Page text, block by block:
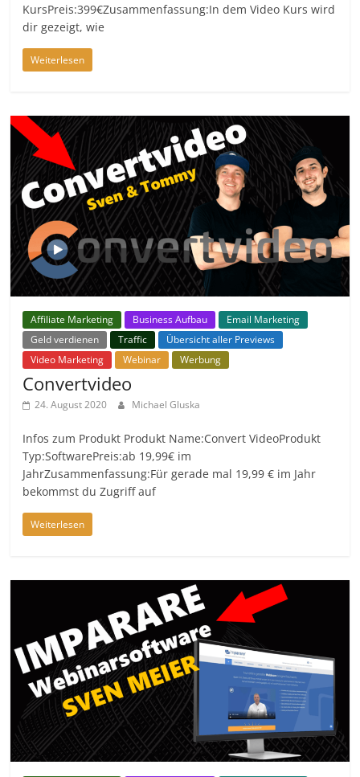
KursPreis:399€Zusammenfassung:In dem Video Kurs wird
dir gezeigt, wie
Weiterlesen
Affiliate Marketing Business Aufbau
Email Marketing
Geld verdienen
Traffic
Übersicht aller Previews
Video Marketing
Webinar Werbung
Convertvideo
24. August 2020 Michael Gluska
Infos zum Produkt Produkt Name:Convert VideoProdukt
Typ:SoftwarePreis:ab 19,99€ im
JahrZusammenfassung:Für gerade mal 19,99 € im Jahr
bekommst du Zugriff auf
Weiterlesen